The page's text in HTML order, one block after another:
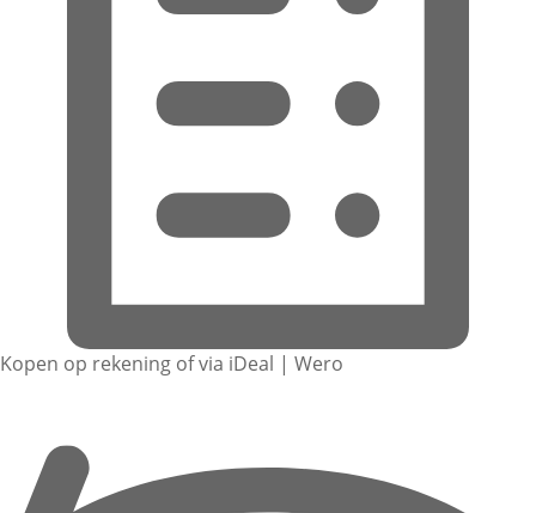
Kopen op rekening of via iDeal | Wero